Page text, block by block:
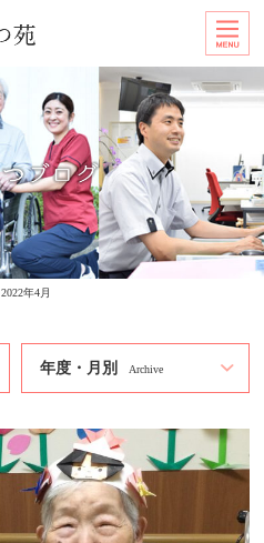
2022年4月
年度・月別 Archive